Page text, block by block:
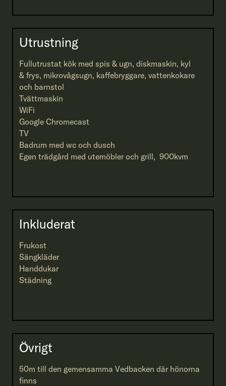
Utrustning
Fullutrustat kök med spis & ugn, diskmaskin, kyl
& frys, mikrovågsugn, kaffebryggare, vattenkokare
och barnstol
Tvättmaskin
WiFi
Google Chromecast
TV
Badrum med wc och dusch
Egen trädgård med utemöbler och grill, 900kvm
Inkluderat
Frukost
Sängkläder
Handdukar
Städning
Övrigt
50m till den gemensamma Vedbacken där hönorna
finns